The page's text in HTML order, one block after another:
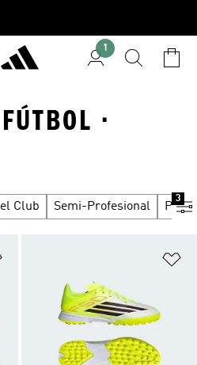
1
·
Club Semi-Profesional
3